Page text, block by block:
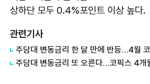
상하단 모두 0.4%포인트 이상 높다.
관련기사
주담대 변동금리 한 달 만에 반등…4월
주담대 변동금리 또 오른다…코픽스 4개